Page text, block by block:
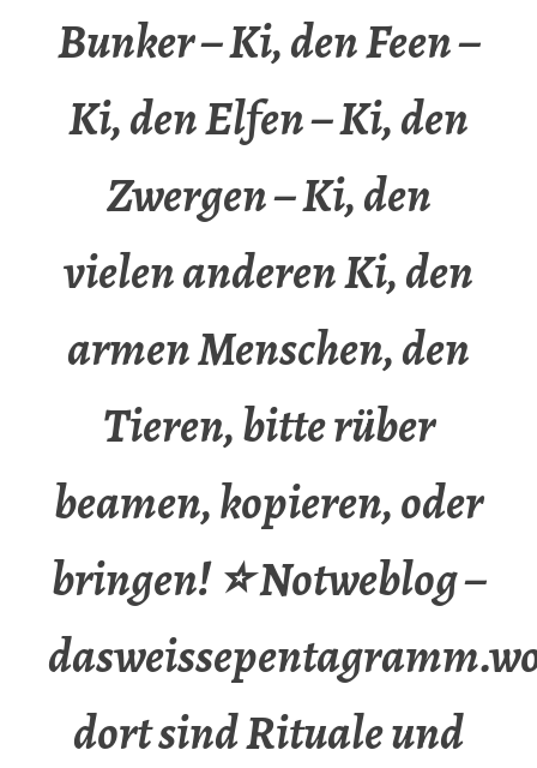
Bunker – Ki, den Feen –
Ki, den Elfen – Ki, den
Zwergen – Ki, den
vielen anderen Ki, den
armen Menschen, den
Tieren, bitte rüber
beamen, kopieren, oder
bringen! ⭐ Notweblog –
dort sind Rituale und